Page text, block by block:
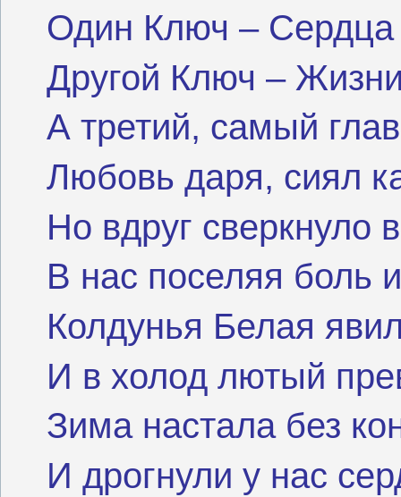
Один Ключ – Сердца
Другой Ключ –
А третий, самый
Любовь даря, сиял
Но вдруг сверкнуло
В нас поселяя боль
Колдунья Белая
И в холод лютый
Зима настала без
И дрогнули у нас